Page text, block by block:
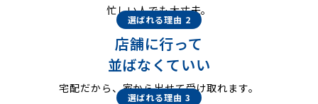
忙しい人でも大丈夫。
選ばれる理由 2
店舗に行って
並ばなくていい
宅配だから、家から出せて受け取れます。
選ばれる理由 3